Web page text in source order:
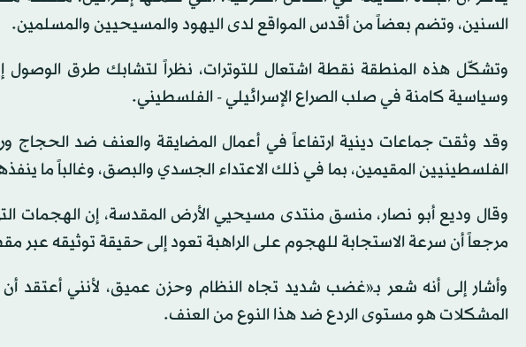
السنين، وتضم بعضاً من أقدس المواقع لدى اليهود والمسيحيين والمسلمين.
وتشكّل هذه المنطقة نقطة اشتعال للتوترات، نظراً لتشابك طرق الوصول
وسياسية كامنة في صلب الصراع الإسرائيلي - الفلسطيني.
وقد وثقت جماعات دينية ارتفاعاً في أعمال المضايقة والعنف ضد
الفلسطينيين المقيمين، بما في ذلك الاعتداء الجسدي والبصق، وغالباً ما
وقال وديع أبو نصار، منسق منتدى مسيحيي الأرض المقدسة، إن الهجمات
مرجعاً أن سرعة الاستجابة للهجوم على الراهبة تعود إلى حقيقة توثيقه عبر
وأشار إلى أنه شعر بـ«غضب شديد تجاه النظام وحزن عميق، لأنني أعتقد
المشكلات هو مستوى الردع ضد هذا النوع من العنف.